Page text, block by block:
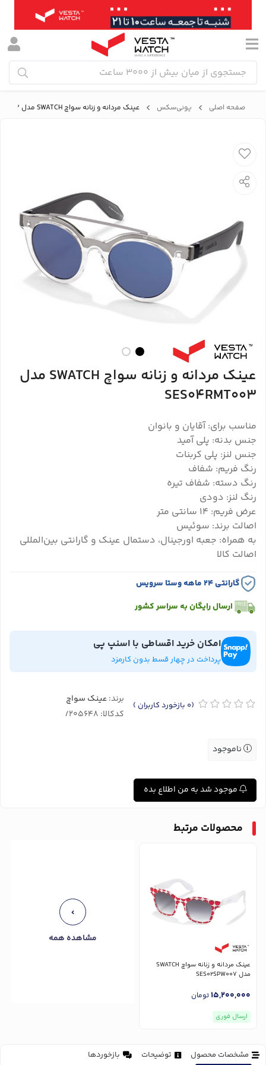
صفحه اصلی یونی‌سکس عینک مردانه و زنانه سواچ SWATCH مدل SES04RMT003
عینک مردانه و زنانه سواچ SWATCH مدل
SES04RMT003
مناسب برای: آقایان و بانوان
جنس بدنه: پلی آمید
جنس لنز: پلی کربنات
رنگ فریم: شفاف
رنگ دسته: شفاف تیره
رنگ لنز: دودی
عرض فریم: 14 سانتی متر
اصالت برند: سوئیس
به همراه: جعبه اورجینال، دستمال عینک و گارانتی بین‌المللی
اصالت کالا
گارانتی ۲۴ ماهه وستا سرویس
ارسال رایگان به سراسر کشور
امکان خرید اقساطی با اسنپ پی
پرداخت در چهار قسط بدون کارمزد
(0 بازخورد کاربران ) برند:عینک سواچ
کدکالا:
ناموجود
موجود شد به من اطلاع بده
محصولات مرتبط
عینک مردانه و زنانه سواچ SWATCH
مدل SES02SPW007
15,200,000تومان
ارسال فوری
مشاهده همه
مشخصات محصول توضیحات بازخوردها